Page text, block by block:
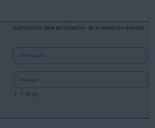
Autorización para participación de animales en eventos
Información
Tramitar